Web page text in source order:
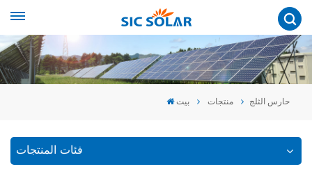
بيت منتجات حارس الثلج
فئات المنتجات